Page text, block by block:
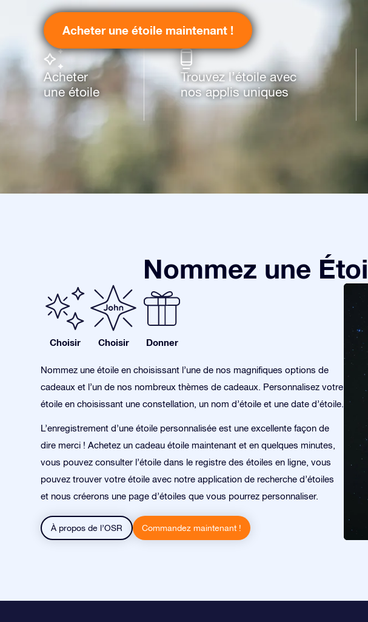
Acheter une étoile maintenant !
Acheter
une étoile
Trouvez l’étoile avec
nos applis uniques
Nommez une
Choisir Choisir Donner
Nommez une étoile en choisissant l’une de nos magnifiques options de
cadeaux et l’un de nos nombreux thèmes de cadeaux. Personnalisez votre
étoile en choisissant une constellation, un nom d’étoile et une date d’étoile.
L’enregistrement d’une étoile personnalisée est une excellente façon de
dire merci ! Achetez un cadeau étoile maintenant et en quelques minutes,
vous pouvez consulter l’étoile dans le registre des étoiles en ligne, vous
pouvez trouver votre étoile avec notre application de recherche d’étoiles
et nous créerons une page d’étoiles que vous pourrez personnaliser.
À propos de l’OSR Commandez maintenant !